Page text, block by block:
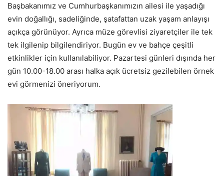
Başbakanımız ve Cumhurbaşkanımızın ailesi ile yaşadığı
evin doğallığı, sadeliğinde, şatafattan uzak yaşam anlayışı
açıkça görünüyor. Ayrıca müze görevlisi ziyaretçiler ile tek
tek ilgilenip bilgilendiriyor. Bugün ev ve bahçe çeşitli
etkinlikler için kullanılabiliyor. Pazartesi günleri dışında her
gün 10.00-18.00 arası halka açık ücretsiz gezilebilen örnek
evi görmenizi öneriyorum.